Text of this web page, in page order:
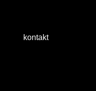
kontakt